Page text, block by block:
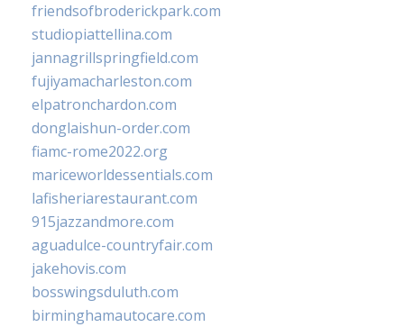
friendsofbroderickpark.com
studiopiattellina.com
jannagrillspringfield.com
fujiyamacharleston.com
elpatronchardon.com
donglaishun-order.com
fiamc-rome2022.org
mariceworldessentials.com
lafisheriarestaurant.com
915jazzandmore.com
aguadulce-countryfair.com
jakehovis.com
bosswingsduluth.com
birminghamautocare.com